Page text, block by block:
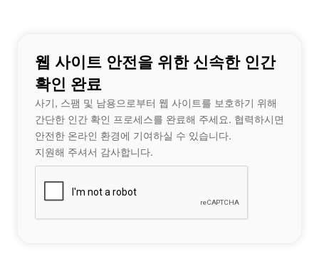
웹 사이트 안전을 위한 신속한 인간
확인 완료
사기, 스팸 및 남용으로부터 웹 사이트를 보호하기 위해
간단한 인간 확인 프로세스를 완료해 주세요. 협력하시면
안전한 온라인 환경에 기여하실 수 있습니다.
지원해 주셔서 감사합니다.